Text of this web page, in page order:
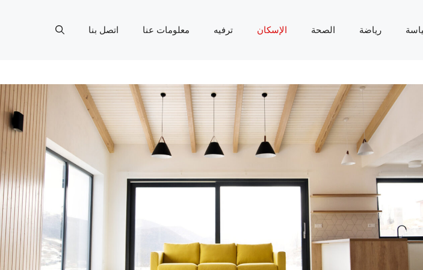
رياضة الصحة الإسكان ترفيه معلومات عنا اتصل بنا